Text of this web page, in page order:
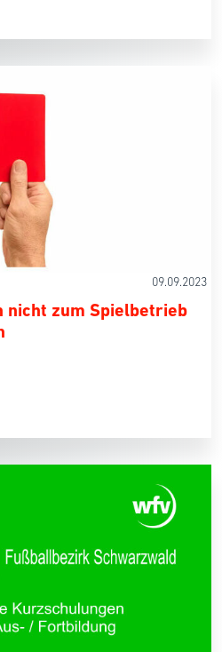
09.09.2023
nicht zum Spielbetrieb